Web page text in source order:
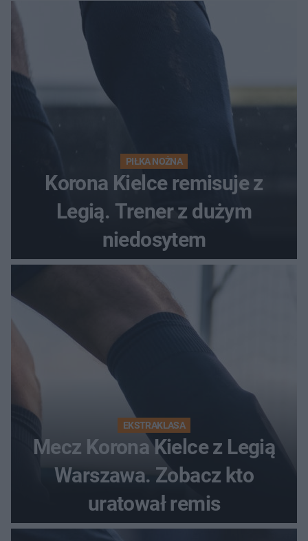
PIŁKA NOŻNA
Korona Kielce remisuje z
Legią. Trener z dużym
niedosytem
EKSTRAKLASA
Mecz Korona Kielce z Legią
Warszawa. Zobacz kto
uratował remis